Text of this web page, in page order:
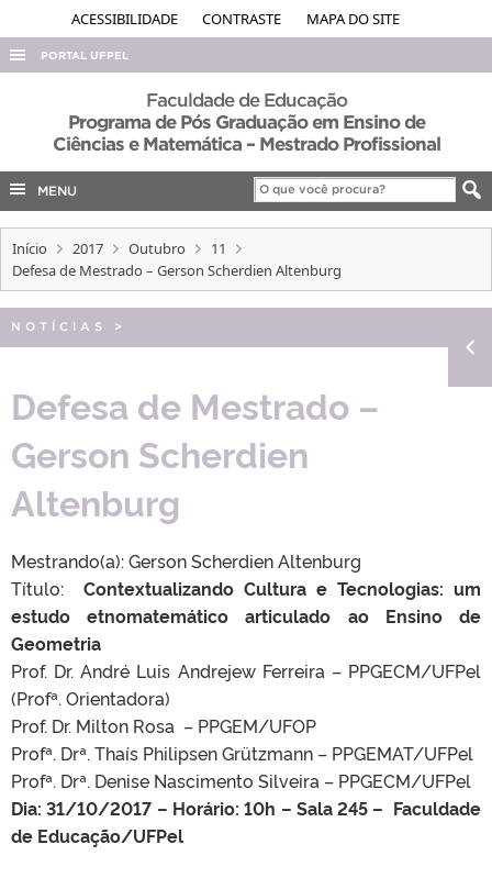
ACESSIBILIDADE CONTRASTE MAPA DO SITE
PORTAL UFPEL
ACESSO À INFORMAÇÃO
AUDITORIA
EDITAIS
INTERNACIONAL
Faculdade de Educação
Programa de Pós Graduação em Ensino de
Ciências e Matemática – Mestrado Profissional
MENU
Início 2017 Outubro
11
Defesa de Mestrado – Gerson Scherdien Altenburg
NOTÍCIAS >
Defesa de Mestrado –
Gerson Scherdien
Altenburg
Mestrando(a): Gerson Scherdien Altenburg
Título:
Contextualizando Cultura e Tecnologias: um
estudo etnomatemático articulado ao Ensino de
Geometria
Prof. Dr. André Luis Andrejew Ferreira – PPGECM/UFPel
(Profª. Orientadora)
Prof. Dr. Milton Rosa – PPGEM/UFOP
Profª. Drª. Thaís Philipsen Grützmann – PPGEMAT/UFPel
Profª. Drª. Denise Nascimento Silveira – PPGECM/UFPel
Dia: 31/10/2017 – Horário: 10h – Sala 245 – Faculdade
de Educação/UFPel